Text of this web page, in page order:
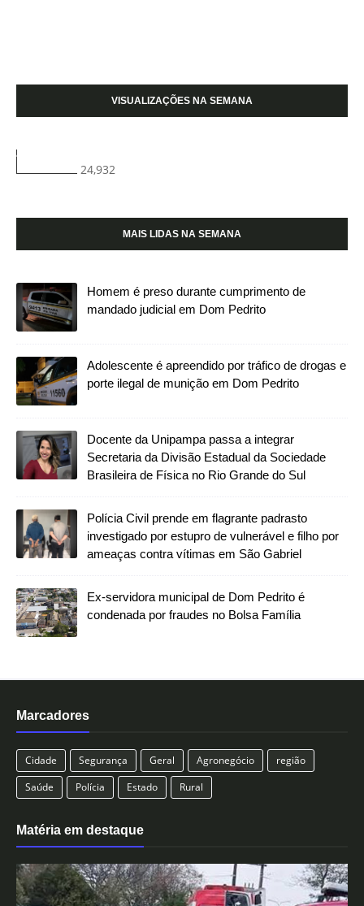
VISUALIZAÇÕES NA SEMANA
24,932
MAIS LIDAS NA SEMANA
Homem é preso durante cumprimento de
mandado judicial em Dom Pedrito
Adolescente é apreendido por tráfico de drogas e
porte ilegal de munição em Dom Pedrito
Docente da Unipampa passa a integrar
Secretaria da Divisão Estadual da Sociedade
Brasileira de Física no Rio Grande do Sul
Polícia Civil prende em flagrante padrasto
investigado por estupro de vulnerável e filho por
ameaças contra vítimas em São Gabriel
Ex-servidora municipal de Dom Pedrito é
condenada por fraudes no Bolsa Família
Marcadores
Cidade Segurança Geral Agronegócio
região
Saúde
Polícia Estado Rural
Matéria em destaque